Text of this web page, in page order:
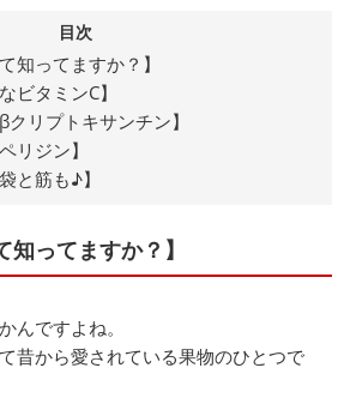
目次
知ってますか？】
ビタミンC】
クリプトキサンチン】
リジン】
と筋も♪】
知ってますか？】
んですよね。
昔から愛されている果物のひとつで